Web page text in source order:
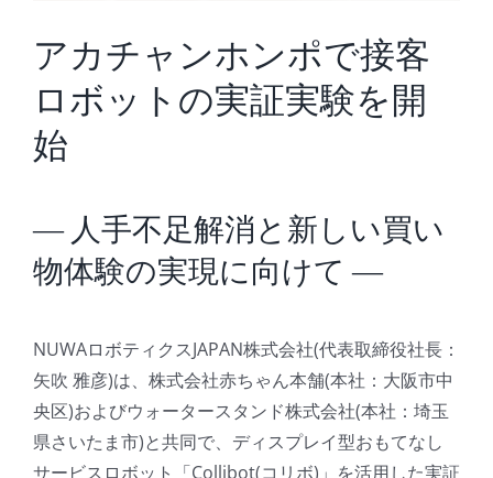
アカチャンホンポで接客
ロボットの実証実験を開
始
― 人手不足解消と新しい買い
物体験の実現に向けて ―
NUWAロボティクスJAPAN株式会社(代表取締役社長：
矢吹 雅彦)は、株式会社赤ちゃん本舗(本社：大阪市中
央区)およびウォータースタンド株式会社(本社：埼玉
県さいたま市)と共同で、ディスプレイ型おもてなし
サービスロボット「Collibot(コリボ)」を活用した実証